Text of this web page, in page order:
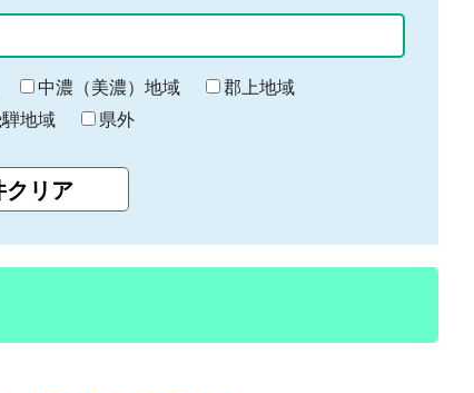
中濃（美濃）地域
郡上地域
地域 県外